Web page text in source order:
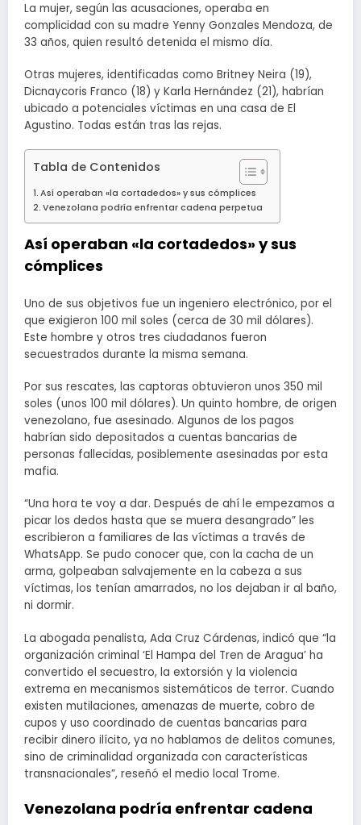
La mujer, según las acusaciones, operaba en
complicidad con su madre Yenny Gonzales Mendoza, de
33 años, quien resultó detenida el mismo día.
Otras mujeres, identificadas como Britney Neira (19),
Dicnaycoris Franco (18) y Karla Hernández (21), habrían
ubicado a potenciales víctimas en una casa de El
Agustino. Todas están tras las rejas.
Tabla de Contenidos
Así operaban «la cortadedos» y sus cómplices
Venezolana podría enfrentar cadena perpetua
Así operaban «la cortadedos» y sus
cómplices
Uno de sus objetivos fue un ingeniero electrónico, por el
que exigieron 100 mil soles (cerca de 30 mil dólares).
Este hombre y otros tres ciudadanos fueron
secuestrados durante la misma semana.
Por sus rescates, las captoras obtuvieron unos 350 mil
soles (unos 100 mil dólares). Un quinto hombre, de origen
venezolano, fue asesinado. Algunos de los pagos
habrían sido depositados a cuentas bancarias de
personas fallecidas, posiblemente asesinadas por esta
mafia.
“Una hora te voy a dar. Después de ahí le empezamos a
picar los dedos hasta que se muera desangrado” les
escribieron a familiares de las víctimas a través de
WhatsApp. Se pudo conocer que, con la cacha de un
arma, golpeaban salvajemente en la cabeza a sus
víctimas, los tenían amarrados, no los dejaban ir al baño,
ni dormir.
La abogada penalista, Ada Cruz Cárdenas, indicó que “la
organización criminal ‘El Hampa del Tren de Aragua’ ha
convertido el secuestro, la extorsión y la violencia
extrema en mecanismos sistemáticos de terror. Cuando
existen mutilaciones, amenazas de muerte, cobro de
cupos y uso coordinado de cuentas bancarias para
recibir dinero ilícito, ya no hablamos de delitos comunes,
sino de criminalidad organizada con características
transnacionales”, reseñó el medio local Trome.
Venezolana podría enfrentar cadena